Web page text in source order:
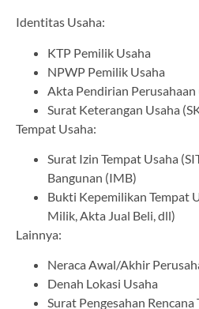
Identitas Usaha:
KTP Pemilik Usaha
NPWP Pemilik Usaha
Akta Pendirian Perusahaan
Surat Keterangan Usaha
Tempat Usaha:
Surat Izin Tempat Usaha
Bangunan (IMB)
Bukti Kepemilikan Tempat
Milik, Akta Jual Beli, dll)
Lainnya:
Neraca Awal/Akhir
Denah Lokasi Usaha
Surat Pengesahan Rencana